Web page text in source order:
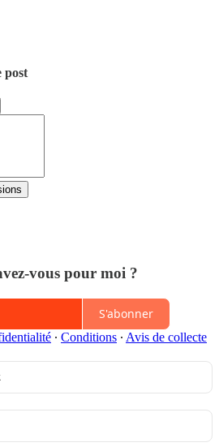
post
vous pour moi ?
S'abonner
∙ Conditions ∙ Avis de collecte